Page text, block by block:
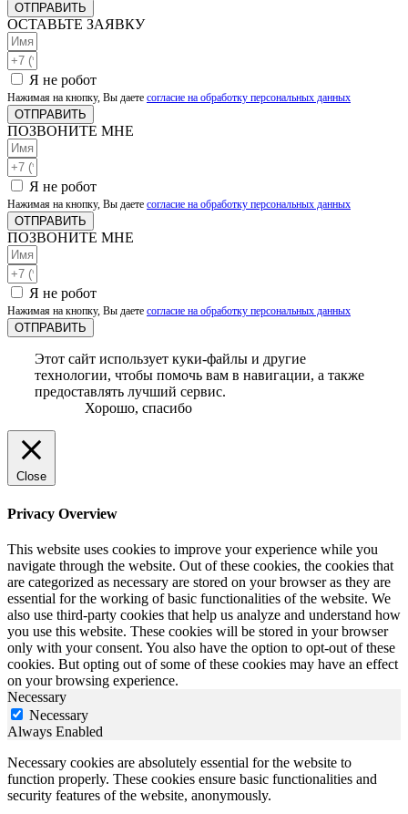
ОТПРАВИТЬ
ОСТАВЬТЕ ЗАЯВКУ
Я не робот
Нажимая на кнопку, Вы даете согласие на обработку персональных данных
ОТПРАВИТЬ
ПОЗВОНИТЕ МНЕ
Я не робот
Нажимая на кнопку, Вы даете согласие на обработку персональных данных
ОТПРАВИТЬ
ПОЗВОНИТЕ МНЕ
Я не робот
Нажимая на кнопку, Вы даете согласие на обработку персональных данных
ОТПРАВИТЬ
Этот сайт использует куки-файлы и другие
технологии, чтобы помочь вам в навигации, а также
предоставлять лучший сервис.
Хорошо, спасибо
Close
Privacy Overview
This website uses cookies to improve your experience while you
navigate through the website. Out of these cookies, the cookies that
are categorized as necessary are stored on your browser as they are
essential for the working of basic functionalities of the website. We
also use third-party cookies that help us analyze and understand how
you use this website. These cookies will be stored in your browser
only with your consent. You also have the option to opt-out of these
cookies. But opting out of some of these cookies may have an effect
on your browsing experience.
Necessary
Necessary
Always Enabled
Necessary cookies are absolutely essential for the website to
function properly. These cookies ensure basic functionalities and
security features of the website, anonymously.